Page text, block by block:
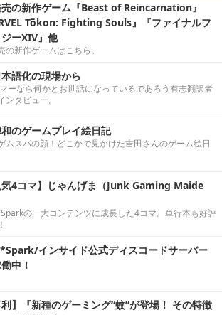
の新作ゲーム『Beast of Reincarnation』
Tōkon: Fighting Souls』『ファイナルフ
ジーXIV』他
の新作ゲームはこちら。
語化の現場から
ーなら何かとお世話になっているであろう有志翻訳者
ンタビュー。
のゲームプレイ絵日記
ムスパの顔！どこかで見かけた吉田さんのゲーム絵日
気4コマ】じゃんげま（Junk Gaming Maide
の一大コンテンツに成長した4コマ。単行本も好評
インサイド公式ディスコードサーバー
中！
利】『新種のゲーミング“蚊”が登場！ その特徴